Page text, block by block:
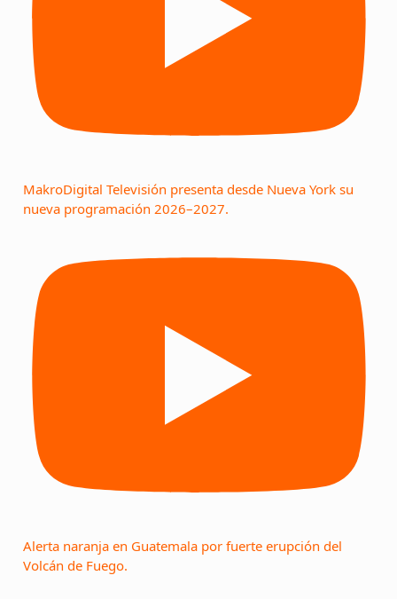
MakroDigital Televisión presenta desde Nueva York su
nueva programación 2026–2027.
Alerta naranja en Guatemala por fuerte erupción del
Volcán de Fuego.